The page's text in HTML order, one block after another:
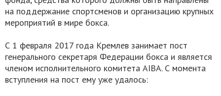
на поддержание спортсменов и организацию крупных
мероприятий в мире бокса.
С 1 февраля 2017 года Кремлев занимает пост
генерального секретаря Федерации бокса и является
членом исполнительного комитета AIBA. С момента
вступления на пост ему уже удалось: